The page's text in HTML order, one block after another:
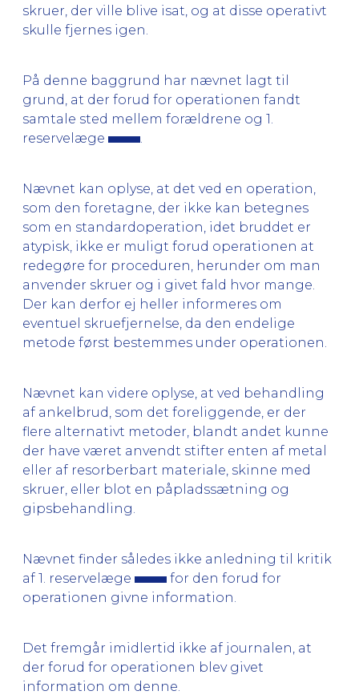
skruer, der ville blive isat, og at disse operativt
skulle fjernes igen.
På denne baggrund har nævnet lagt til
grund, at der forud for operationen fandt
samtale sted mellem forældrene og 1.
reservelæge
Nævnet kan oplyse, at det ved en operation,
som den foretagne, der ikke kan betegnes
som en standardoperation, idet bruddet er
atypisk, ikke er muligt forud operationen at
redegøre for proceduren, herunder om man
anvender skruer og i givet fald hvor mange.
Der kan derfor ej heller informeres om
eventuel skruefjernelse, da den endelige
metode først bestemmes under operationen.
Nævnet kan videre oplyse, at ved behandling
af ankelbrud, som det foreliggende, er der
flere alternativt metoder, blandt andet kunne
der have været anvendt stifter enten af metal
eller af resorberbart materiale, skinne med
skruer, eller blot en påpladssætning og
gipsbehandling.
Nævnet finder således ikke anledning til kritik
af 1. reservelæge
for den forud for
operationen givne information.
Det fremgår imidlertid ikke af journalen, at
der forud for operationen blev givet
information om denne.